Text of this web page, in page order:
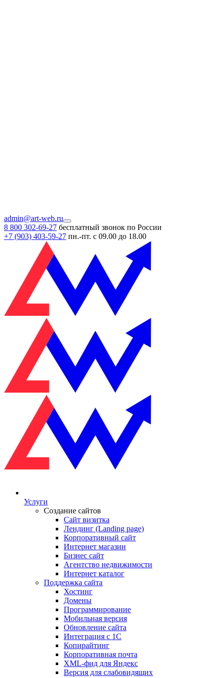
admin@art-web.ru
8 800 302-69-27 бесплатный звонок по России
+7 (903) 403-59-27 пн.-пт. с 09.00 до 18.00
Услуги
Создание сайтов
Сайт визитка
Лендинг (Landing page)
Корпоративный сайт
Интернет магазин
Бизнес сайт
Агентство недвижимости
Интернет каталог
Поддержка сайта
Хостинг
Домены
Программирование
Мобильная версия
Обновление сайта
Интеграция с 1С
Копирайтинг
Корпоративная почта
XML-фид для Яндекс
Версия для слабовидящих